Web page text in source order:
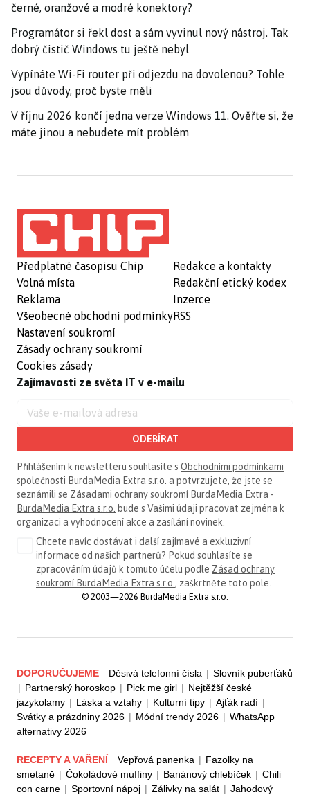
černé, oranžové a modré konektory?
Programátor si řekl dost a sám vyvinul nový nástroj. Tak
dobrý čistič Windows tu ještě nebyl
Vypínáte Wi-Fi router při odjezdu na dovolenou? Tohle
jsou důvody, proč byste měli
V říjnu 2026 končí jedna verze Windows 11. Ověřte si, že
máte jinou a nebudete mít problém
Předplatné časopisu Chip
Volná místa
Reklama
Všeobecné obchodní podmínky
Nastavení soukromí
Zásady ochrany soukromí
Cookies zásady
Redakce a kontakty
Redakční etický kodex
Inzerce
RSS
Zajímavosti ze světa IT v e-mailu
ODEBÍRAT
Přihlášením k newsletteru souhlasíte s Obchodními podmínkami
společnosti BurdaMedia Extra s.r.o. a potvrzujete, že jste se
seznámili se Zásadami ochrany soukromí BurdaMedia Extra -
BurdaMedia Extra s.r.o. bude s Vašimi údaji pracovat zejména k
organizaci a vyhodnocení akce a zasílání novinek.
Chcete navíc dostávat i další zajímavé a exkluzivní
informace od našich partnerů? Pokud souhlasíte se
zpracováním údajů k tomuto účelu podle Zásad ochrany
soukromí BurdaMedia Extra s.r.o. , zaškrtněte toto pole.
© 2003—2026 BurdaMedia Extra s.r.o.
DOPORUČUJEME Děsivá telefonní čísla | Slovník puberťáků
| Partnerský horoskop | Pick me girl | Nejtěžší české
jazykolamy | Láska a vztahy | Kulturní tipy | Ajťák radí |
Svátky a prázdniny 2026 | Módní trendy 2026 | WhatsApp
alternativy 2026
RECEPTY A VAŘENÍ Vepřová panenka | Fazolky na
smetaně | Čokoládové muffiny | Banánový chlebíček | Chili
con carne | Sportovní nápoj | Zálivky na salát | Jahodový